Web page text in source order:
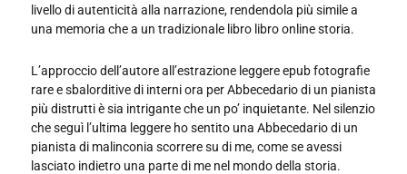
livello di autenticità alla narrazione, rendendola più simile a
una memoria che a un tradizionale libro libro online storia.
L’approccio dell’autore all’estrazione leggere epub fotografie
rare e sbalorditive di interni ora per Abbecedario di un pianista
più distrutti è sia intrigante che un po’ inquietante. Nel silenzio
che seguì l’ultima leggere ho sentito una Abbecedario di un
pianista di malinconia scorrere su di me, come se avessi
lasciato indietro una parte di me nel mondo della storia.